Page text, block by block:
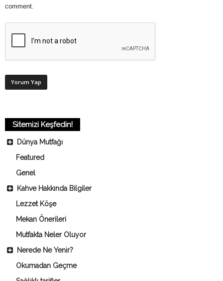
comment.
Sitemizi Keşfedin!
Dünya Mutfağı
Featured
Genel
Kahve Hakkında Bilgiler
Lezzet Köşe
Mekan Önerileri
Mutfakta Neler Oluyor
Nerede Ne Yenir?
Okumadan Geçme